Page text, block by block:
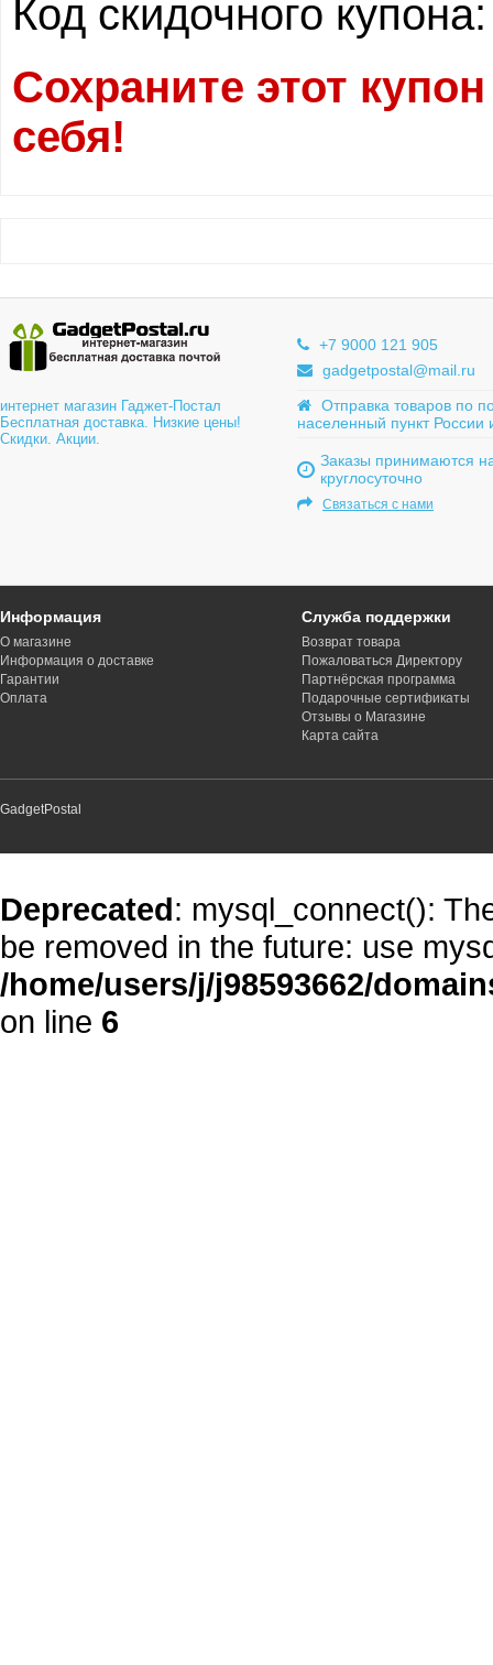
Код скидочного
Сохраните этот
себя!
интернет магазин Гаджет-Постал
Бесплатная доставка. Низкие цены!
Скидки. Акции.
+7 9000 121 905
gadgetpostal@mail.ru
Отправка товаров по
населенный пункт России
Заказы принимаются
круглосуточно
Связаться с нами
Информация
О магазине
Информация о доставке
Гарантии
Оплата
Служба поддержки
Возврат товара
Пожаловаться Директору
Партнёрская программа
Подарочные сертификаты
Отзывы о Магазине
Карта сайта
GadgetPostal
Deprecated: mysql_connect():
be removed in the future: use
/home/users/j/j98593662/
on line 6